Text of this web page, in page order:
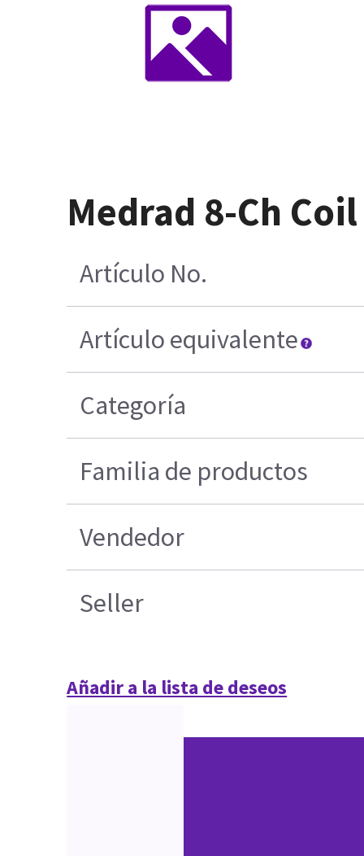
Medrad 8-Ch
Artículo No.
Artículo equivalente
Categoría
Familia de productos
Vendedor
Seller
Añadir a la lista de deseos